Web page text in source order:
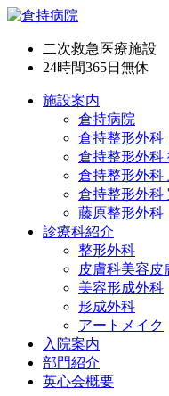
二次救急医療施設
24時間365日 無休
施設案内
倉持病院
倉持整形外科
倉持整形外科
倉持整形外科
倉持整形外科
藤原整形外科
診療科紹介
整形外科
皮膚科美容皮
美容形成外科
形成外科
アートメイク
入院案内
部門紹介
英心会概要